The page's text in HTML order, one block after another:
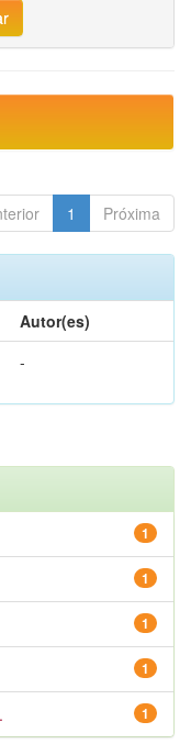
1 Próxima
Autor(es)
-
1
1
1
1
1